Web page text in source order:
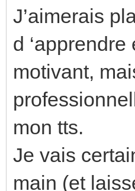
J’aimerais
d
motivant,
mon tts.
Je vais
main (et